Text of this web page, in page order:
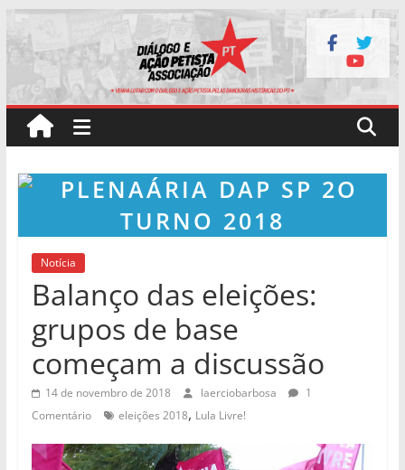
Pular
para
conteúdo
Notícia
Balanço das eleições:
grupos de base
começam a discussão
14 de novembro de 2018 laerciobarbosa
1
Comentário
eleições 2018, Lula Livre!